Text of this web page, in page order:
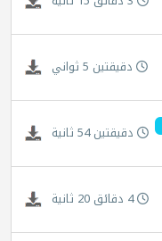
دقيقتين 5 ثواني
دقيقتين 54 ثانية
4 دقائق 20 ثانية